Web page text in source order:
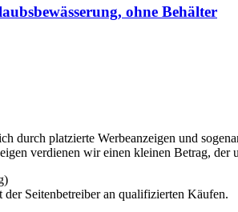
ohne Behälter
durch platzierte Werbeanzeigen und
verdienen wir einen kleinen Betrag, der
Seitenbetreiber an qualifizierten Käufen.